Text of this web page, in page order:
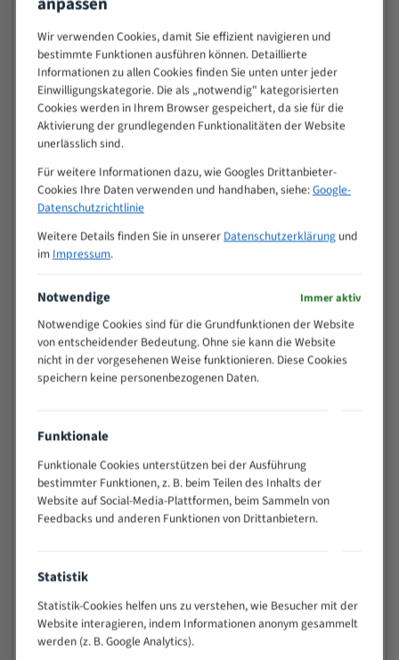
12
15
8/12 6/10
4/5
20
4/6
30
4/5
50
4/5
80
> 100
VOLLMATERIAL
M (mm)
Zähne pro
>
25
25 - 50
35 - 70
5/8
50 - 120
4/6
80 - 180
3/4
150 -
200 -
600
1,1/1,6
> 500
0,75/1,25
Vielseitiges Bandsägeblatt für verschiedenste
Anwendungen
Widerstandsfähig gegen Zahnbruch auch bei
schwierigen Werkstücken (Materialmischung,
Wir verwenden Cookies, damit Sie effizient navigieren und
bestimmte Funktionen ausführen können. Detaillierte
Informationen zu allen Cookies finden Sie unten unter jeder
Einwilligungskategorie. Die als „notwendig" kategorisierten
Cookies werden in Ihrem Browser gespeichert, da sie für die
Aktivierung der grundlegenden Funktionalitäten der Website
unerlässlich sind.
Für weitere Informationen dazu, wie Googles Drittanbieter-
Cookies Ihre Daten verwenden und handhaben, siehe:Google-
Datenschutzrichtlinie
Weitere Details finden Sie in unserer Datenschutzerklärungund
im Impressum.
Notwendige Immer aktiv
Notwendige Cookies sind für die Grundfunktionen der Website
von entscheidender Bedeutung. Ohne sie kann die Website
nicht in der vorgesehenen Weise funktionieren. Diese Cookies
speichern keine personenbezogenen Daten.
Funktionale
Funktionale Cookies unterstützen bei der Ausführung
bestimmter Funktionen, z. B. beim Teilen des Inhalts der
Website auf Social-Media-Plattformen, beim Sammeln von
Feedbacks und anderen Funktionen von Drittanbietern.
Statistik
Statistik-Cookies helfen uns zu verstehen, wie Besucher mit der
Website interagieren, indem Informationen anonym gesammelt
werden (z. B. Google Analytics).